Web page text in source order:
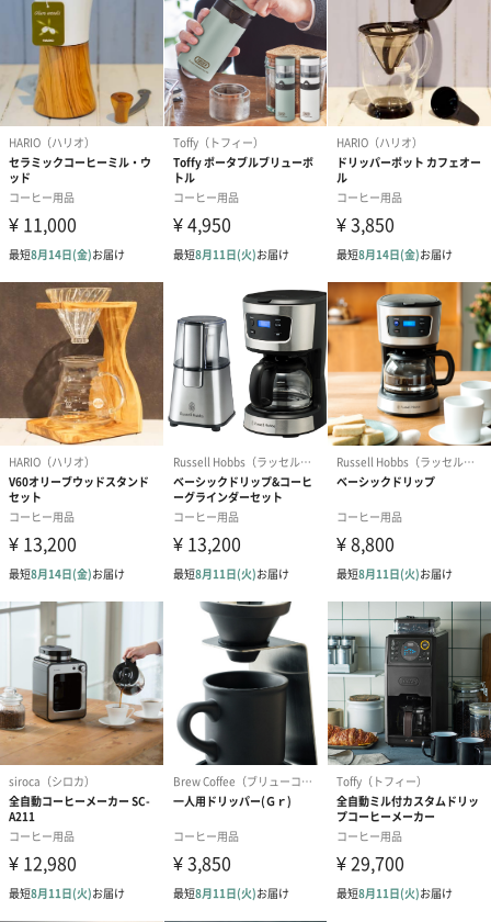
またカビや臭いも付きにくく、衛生的に保てます。
豆本来の美味しさをそのまま抽出
・化学変化に強い純金コーティングだから、味と香りに影響が少
なく、豆本来の美味しさをそのまま抽出。
新鮮で良質なコーヒーを、個性の違いまで楽しみながら、存分に
味わえます。
・シングルカップゴールドフィルター用に開発されたフィルター
ホルダーは、フィルターとのコンタクトポイントを最小限に設
計。
スピーディーな抽出を実現しています。
・粉量はロゴプレートを基準に、1杯分（約11g）の量を計って抽
出します。
贅沢なコーヒーブレイクに、楽しい彩を添えてくれます。
コーヒー好きのための、コーヒーツールブランド
Coresは、コーヒーを愛する人たちそれぞれに、スペシャルティコ
ーヒーの多彩な個性をそのままに伝える、コーヒーツールブラン
ドです。
＜選べるカラー＞
BLACK：ベーシックカラー。